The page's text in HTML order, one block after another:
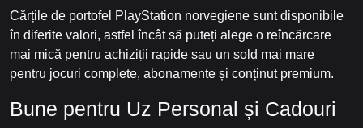
Cărțile de portofel PlayStation norvegiene sunt disponibile
în diferite valori, astfel încât să puteți alege o reîncărcare
mai mică pentru achiziții rapide sau un sold mai mare
pentru jocuri complete, abonamente și conținut premium.
Bune pentru Uz Personal și Cadouri